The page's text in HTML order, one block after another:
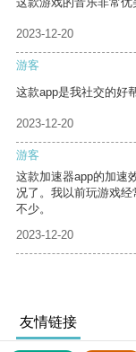
2023-12-20
游客
这款app是我社交的好
2023-12-20
游客
这款加速器app的加速
况了。我以前玩游戏
不少。
2023-12-20
友情链接